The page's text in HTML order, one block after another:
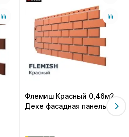
Флемиш Красный 0,46м2
Деке фасадная панель